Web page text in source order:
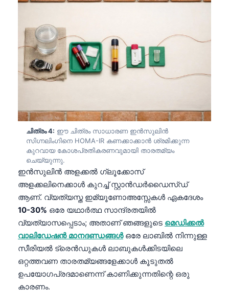
ചിത്രം 4: ഈ ചിത്രം സാധാരണ ഇൻസുലിൻ
സിഗ്നലിംഗിനെ HOMA-IR കണക്കാക്കാൻ ശ്രമിക്കുന്ന
കുറവായ കോശപ്രതികരണവുമായി താരതമ്യം
ചെയ്യുന്നു.
ഇൻസുലിൻ അളക്കൽ ഗ്ലൂക്കോസ്
അളക്കലിനെക്കാൾ കുറച്ച് സ്റ്റാൻഡർഡൈസ്ഡ്
ആണ്. വ്യത്യസ്ത ഇമ്യൂണോഅസ്സേകൾ ഏകദേശം
10-30% ഒരേ യഥാർത്ഥ സാന്ദ്രതയിൽ
വ്യത്യാസപ്പെടാം; അതാണ് ഞങ്ങളുടെ മെഡിക്കൽ
വാലിഡേഷൻ മാനദണ്ഡങ്ങൾഒരേ ലാബിൽ നിന്നുള്ള
സീരിയൽ ട്രെൻഡുകൾ ലാബുകൾക്കിടയിലെ
ഒറ്റത്തവണ താരതമ്യങ്ങളേക്കാൾ കൂടുതൽ
ഉപയോഗപ്രദമാണെന്ന് കാണിക്കുന്നതിന്റെ ഒരു
കാരണം.